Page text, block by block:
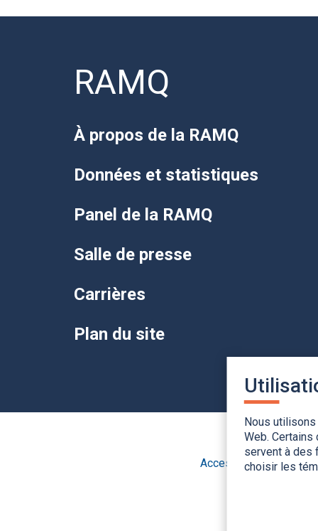
Nous
Web.
servent à des
choisir les
RAMQ
À propos de la RAMQ
Données et statistiques
Panel de la RAMQ
Salle de presse
Carrières
Plan du site
Accessibilité